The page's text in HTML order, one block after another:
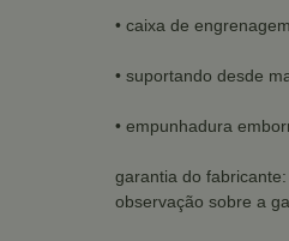
• caixa de
• suportando desde
• empunhadura
garantia do
observação sobre a